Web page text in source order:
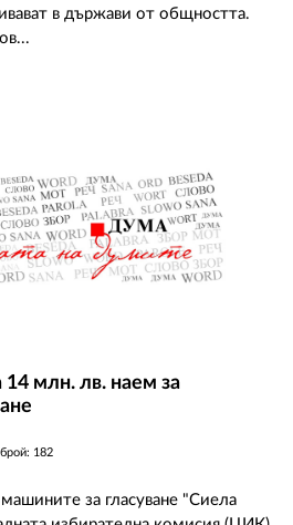
в държави от общността.
млн. лв. наем за
182
за гласуване "Сиела